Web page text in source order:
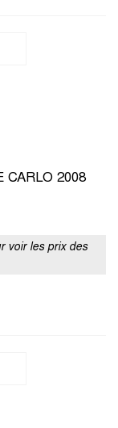
CARLO 2008
voir les prix des